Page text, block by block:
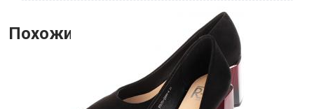
Похожие товары